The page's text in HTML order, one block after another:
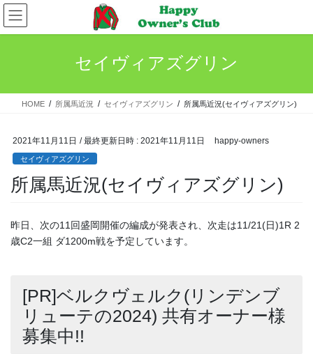
コ
ン
テ
ス
ナ
ビ
ゲ
ン
セイヴィアズグリン
HOME 所属馬近況 セイヴィアズグリン 所属馬近況(セイヴィアズグリン)
2021年11月11日 / 最終更新日時 : 2021年11月11日 happy-owners
セイヴィアズグリン
所属馬近況(セイヴィアズグリン)
昨日、次の11回盛岡開催の編成が発表され、次走は11/21(日)1R 2
歳C2一組 ダ1200m戦を予定しています。
[PR]ベルクヴェルク(リンデンブ
リューテの2024) 共有オーナー様
募集中!!